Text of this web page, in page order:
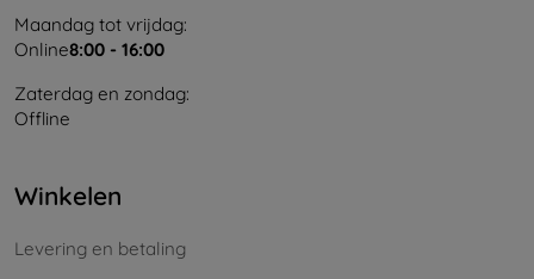
Maandag tot vrijdag:
Online8:00 - 16:00
Zaterdag en zondag:
Offline
Winkelen
Levering en betaling